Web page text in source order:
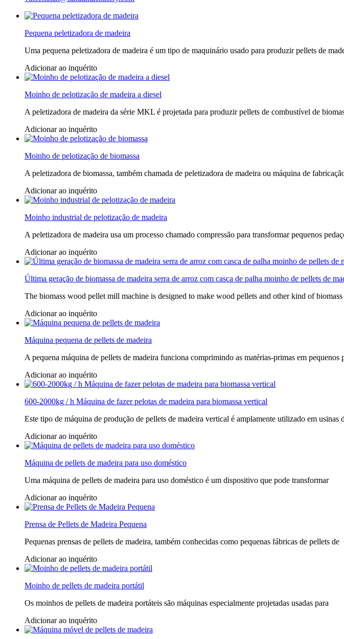
Pequena peletizadora de madeira
Uma pequena peletizadora de madeira é um tipo de maquinário usado para produzir pellets de
Adicionar ao inquérito
Moinho de pelotização de madeira a diesel
A peletizadora de madeira da série MKL é projetada para produzir pellets de combustível de
Adicionar ao inquérito
Moinho de pelotização de biomassa
A peletizadora de biomassa, também chamada de peletizadora de madeira ou máquina de
Adicionar ao inquérito
Moinho industrial de pelotização de madeira
A peletizadora de madeira usa um processo chamado compressão para transformar pequenos
Adicionar ao inquérito
Última geração de biomassa de madeira serra de arroz com casca de palha moinho de pellets de
The biomass wood pellet mill machine is designed to make wood pellets and other kind of biomass
Adicionar ao inquérito
Máquina pequena de pellets de madeira
A pequena máquina de pellets de madeira funciona comprimindo as matérias-primas em pequenos
Adicionar ao inquérito
600-2000kg / h Máquina de fazer pelotas de madeira para biomassa vertical
Este tipo de máquina de produção de pellets de madeira vertical é amplamente utilizado em usinas
Adicionar ao inquérito
Máquina de pellets de madeira para uso doméstico
Uma máquina de pellets de madeira para uso doméstico é um dispositivo que pode transformar
Adicionar ao inquérito
Prensa de Pellets de Madeira Pequena
Pequenas prensas de pellets de madeira, também conhecidas como pequenas fábricas de pellets de
Adicionar ao inquérito
Moinho de pellets de madeira portátil
Os moinhos de pellets de madeira portáteis são máquinas especialmente projetadas usadas para
Adicionar ao inquérito